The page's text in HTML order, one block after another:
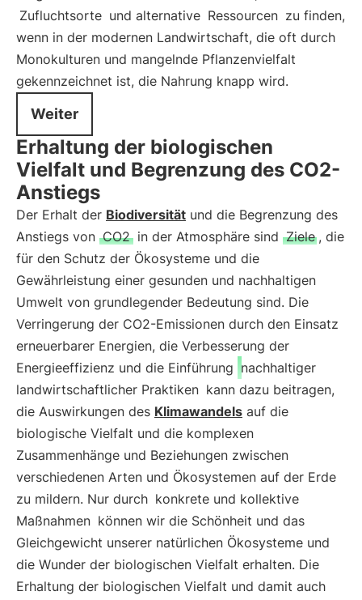
Zufluchtsorte und alternative Ressourcen zu finden,
wenn in der modernen Landwirtschaft, die oft durch
Monokulturen und mangelnde Pflanzenvielfalt
gekennzeichnet ist, die Nahrung knapp wird.
Weiter
Erhaltung der biologischen
Vielfalt und Begrenzung des CO2-
Anstiegs
Der Erhalt der Biodiversität und die Begrenzung des
Anstiegs von CO2 in der Atmosphäre sind Ziele , die
für den Schutz der Ökosysteme und die
Gewährleistung einer gesunden und nachhaltigen
Umwelt von grundlegender Bedeutung sind. Die
Verringerung der CO2-Emissionen durch den Einsatz
erneuerbarer Energien, die Verbesserung der
Energieeffizienz und die Einführung nachhaltiger
landwirtschaftlicher Praktiken kann dazu beitragen,
die Auswirkungen des Klimawandels auf die
biologische Vielfalt und die komplexen
Zusammenhänge und Beziehungen zwischen
verschiedenen Arten und Ökosystemen auf der Erde
zu mildern. Nur durch konkrete und kollektive
Maßnahmen können wir die Schönheit und das
Gleichgewicht unserer natürlichen Ökosysteme und
die Wunder der biologischen Vielfalt erhalten. Die
Erhaltung der biologischen Vielfalt und damit auch